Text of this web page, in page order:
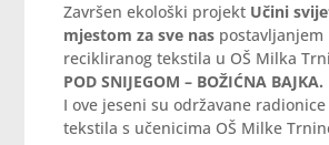
Završen ekološki projekt Učini
mjestom za sve nas
recikliranog tekstila u OŠ Milka
POD SNIJEGOM – BOŽIĆNA BAJKA.
I ove jeseni su održavane
tekstila s učenicima OŠ Milke